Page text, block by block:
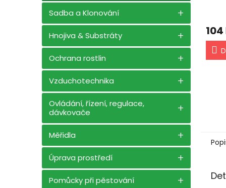
Sadba a Klonování
Hnojiva & Substráty
Ochrana rostlin
Vzduchotechnika
Ovládání, řízení, regulace,
dávkovače
Měřidla
Úprava prostředí
Pomůcky při pěstování